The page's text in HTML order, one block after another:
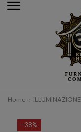
Home ILLUMINAZIONE
-38%